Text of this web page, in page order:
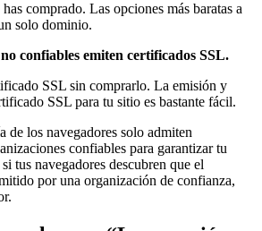
comprado. Las opciones más baratas a
solo dominio.
confiables emiten certificados SSL.
SSL sin comprarlo. La emisión y
SSL para tu sitio es bastante fácil.
de los navegadores solo admiten
confiables para garantizar tu
tus navegadores descubren que el
por una organización de confianza,